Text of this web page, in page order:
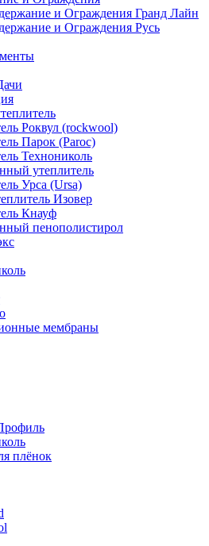
и Ограждения Гранд Лайн
и Ограждения Русь
Роквул (rockwool)
Парок (Paroc)
Технониколь
утеплитель
Урса (Ursa)
Изовер
Кнауф
пенополистирол
мембраны
плёнок